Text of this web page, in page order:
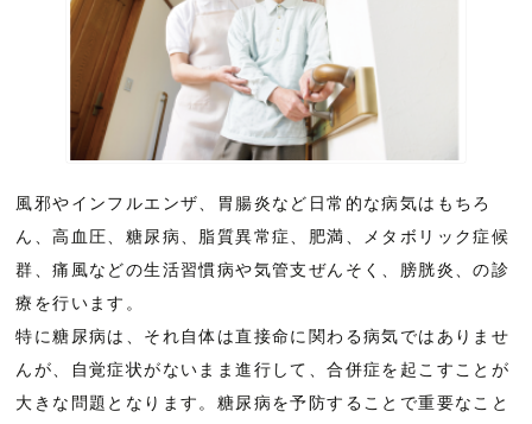
風邪やインフルエンザ、胃腸炎など日常的な病気はもちろ
ん、高血圧、糖尿病、脂質異常症、肥満、メタボリック症候
群、痛風などの生活習慣病や気管支ぜんそく、膀胱炎、の診
療を行います。
特に糖尿病は、それ自体は直接命に関わる病気ではありませ
んが、自覚症状がないまま進行して、合併症を起こすことが
大きな問題となります。糖尿病を予防することで重要なこと